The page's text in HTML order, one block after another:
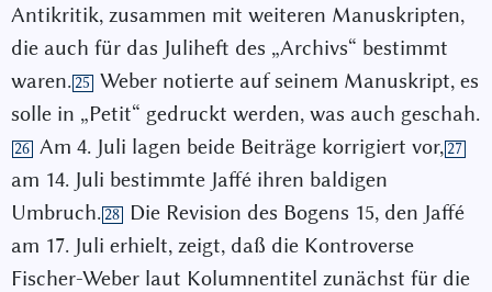
Antikritik, zusammen mit weiteren Manuskripten,
die auch für das Juliheft des „Archivs“ bestimmt
waren.25 Weber notierte auf seinem Manuskript, es
solle in „Petit“ gedruckt werden, was auch geschah.
26 Am 4. Juli lagen beide Beiträge korrigiert vor,27
am 14. Juli bestimmte Jaffé ihren baldigen
Umbruch.28
Die Revision des Bogens 15, den Jaffé
am 17. Juli erhielt, zeigt, daß die Kontroverse
Fischer-Weber laut Kolumnentitel zunächst für die